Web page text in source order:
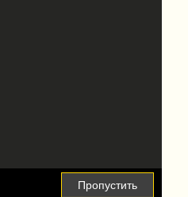
Пропустить